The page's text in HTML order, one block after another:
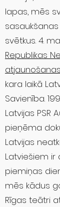
lapas, mēs
svētkus. 4.
Republikas
kara laikā
Savienība.
Latvijas PSR
pieņēma
Latvijas
Latviešiem
piemiņas
mēs kādus
Rīgas teātri